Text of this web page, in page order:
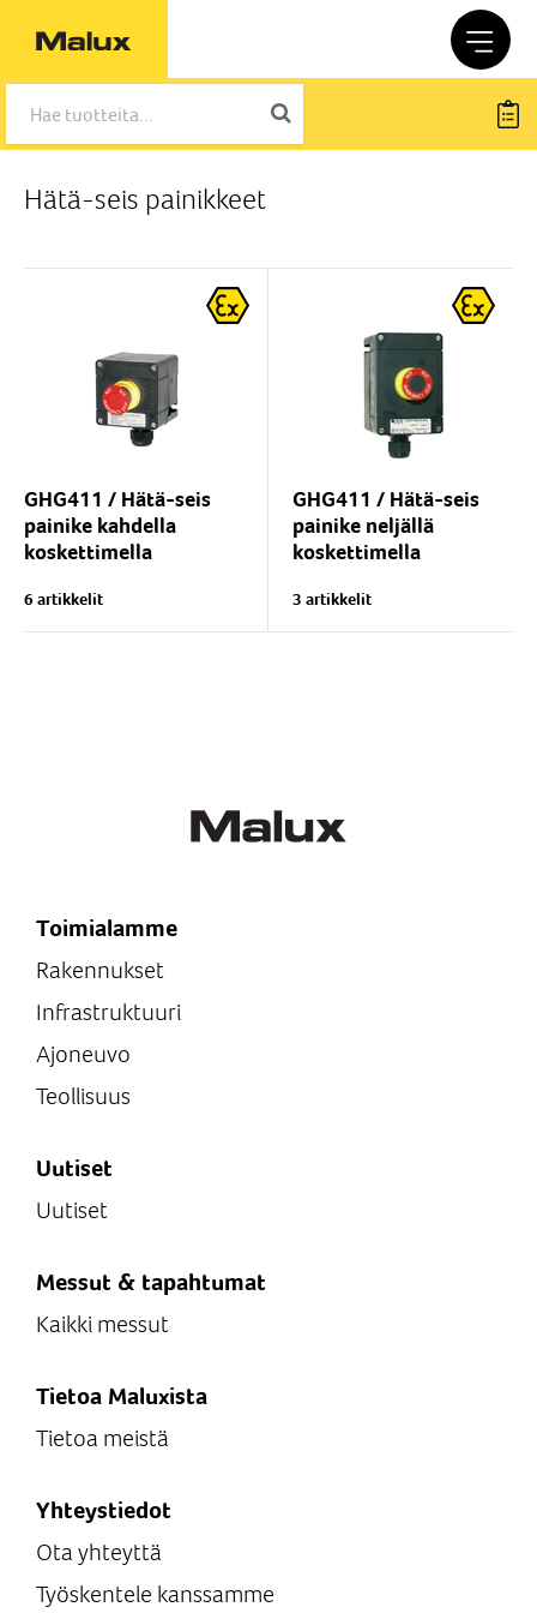
Hätä-seis painikkeet
GHG411 / Hätä-seis
painike kahdella
koskettimella
Vakiona 1kpl M25(8-
17,5mm) läpivientiholkki.
6 artikkelit
GHG411 / Hätä-seis
painike neljällä
koskettimella
Vakiona 1kpl M25(8-
17,5mm) läpivientiholkki.
3 artikkelit
Toimialamme
Rakennukset
Infrastruktuuri
Ajoneuvo
Teollisuus
Uutiset
Uutiset
Messut & tapahtumat
Kaikki messut
Tietoa Maluxista
Tietoa meistä
Yhteystiedot
Ota yhteyttä
Työskentele kanssamme